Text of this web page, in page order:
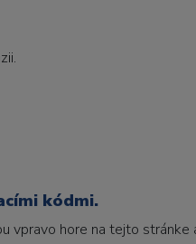
kódmi.
vpravo hore na tejto stránke